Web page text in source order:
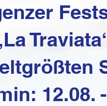
12.08.